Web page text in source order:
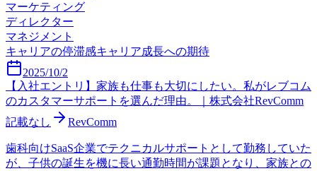
マーケティング
ディレクター
マネジメント
キャリアの停滞感キャリア成長への期待
2025/10/2
【入社エントリ】家族も仕事も大切にしたい。私がレブコム
のカスタマーサポートを選んだ理由。｜株式会社RevComm
記載なし
RevComm
歯科向けSaaS企業でテクニカルサポートとして勤務していた
が、子供の誕生を機に長い通勤時間が課題となり、家族との